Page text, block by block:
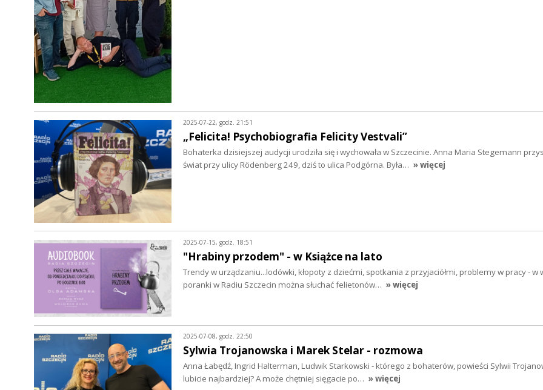
2025-07-22, godz. 21:51
„Felicita! Psychobiografia Felicity Vestvali”
Bohaterka dzisiejszej audycji urodziła się i wychowała w Szczecinie. Anna Maria Stegemann
świat przy ulicy Rödenberg 249, dziś to ulica Podgórna. Była… » więcej
2025-07-15, godz. 18:51
"Hrabiny przodem" - w Książce na lato
Trendy w urządzaniu...lodówki, kłopoty z dziećmi, spotkania z przyjaciółmi, problemy w pracy - w
poranki w Radiu Szczecin można słuchać felietonów… » więcej
2025-07-08, godz. 22:50
Sylwia Trojanowska i Marek Stelar - rozmowa
Anna Łabędź, Ingrid Halterman, Ludwik Starkowski - którego z bohaterów, powieści Sylwii
lubicie najbardziej? A może chętniej sięgacie po… » więcej